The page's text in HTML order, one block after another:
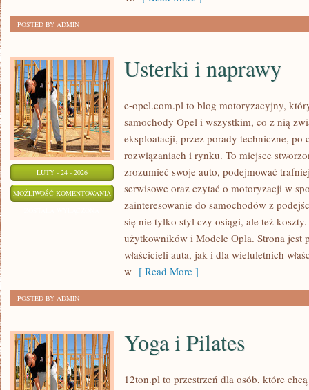
POSTED BY ADMIN
LUTY - 24 - 2026
MOŻLIWOŚĆ KOMENTOWANIA USTERKI
NAPRAWY
Usterki i naprawy
e-opel.com.pl to blog motoryzacyjny,
samochody Opel i wszystkim, co z nią
eksploatacji, przez porady techniczne, po
rozwiązaniach i rynku. To miejsce
zrozumieć swoje auto, podejmować
serwisowe oraz czytać o motoryzacji w
zainteresowanie do samochodów z
się nie tylko styl czy osiągi, ale też
użytkowników i Modele Opla. Strona jest
właścicieli auta, jak i dla wieluletnich
w [ Read More ]
POSTED BY ADMIN
Yoga i Pilates
12ton.pl to przestrzeń dla osób, które